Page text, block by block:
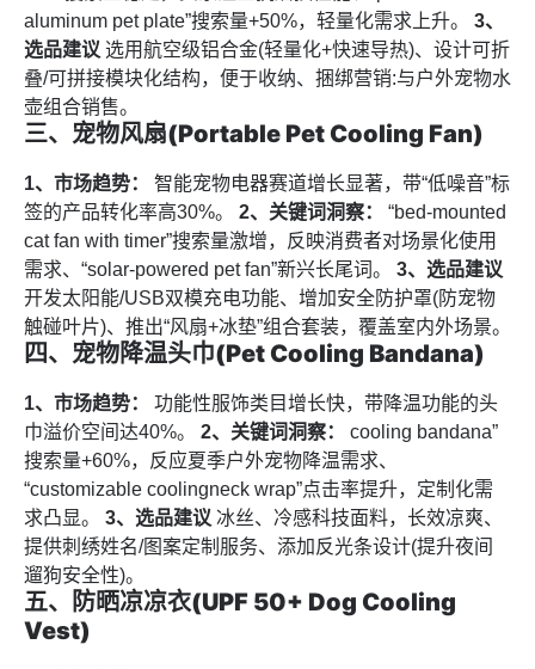
aluminum pet plate”搜索量+50%，轻量化需求上升。 3、
选品建议 选用航空级铝合金(轻量化+快速导热)、设计可折
叠/可拼接模块化结构，便于收纳、捆绑营销:与户外宠物水
壶组合销售。
三、宠物风扇(Portable Pet Cooling Fan)
1、市场趋势：
智能宠物电器赛道增长显著，带“低噪音”标
签的产品转化率高30%。 2、关键词洞察：
“bed-mounted
cat fan with timer”搜索量激增，反映消费者对场景化使用
需求、“solar-powered pet fan”新兴长尾词。 3、选品建议
开发太阳能/USB双模充电功能、增加安全防护罩(防宠物
触碰叶片)、推出“风扇+冰垫”组合套装，覆盖室内外场景。
四、宠物降温头巾(Pet Cooling Bandana)
1、市场趋势：
功能性服饰类目增长快，带降温功能的头
巾溢价空间达40%。 2、关键词洞察：
cooling bandana”
搜索量+60%，反应夏季户外宠物降温需求、
“customizable coolingneck wrap”点击率提升，定制化需
求凸显。 3、选品建议 冰丝、冷感科技面料，长效凉爽、
提供刺绣姓名/图案定制服务、添加反光条设计(提升夜间
遛狗安全性)。
五、防晒凉凉衣(UPF 50+ Dog Cooling
Vest)